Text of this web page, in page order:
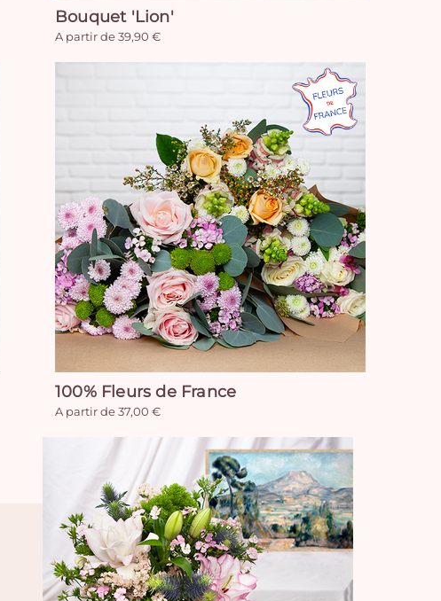
Bouquet 'Lion'
A partir de 39,90 €
100% Fleurs de France
A partir de 37,00 €